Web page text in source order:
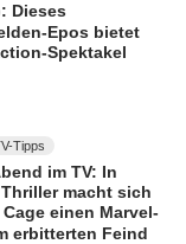
Dieses
Epos bietet
Spektakel
Tipps
im TV: In
macht sich
einen Marvel-
erbitterten Feind